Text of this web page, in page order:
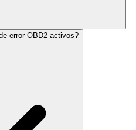
error OBD2 activos?